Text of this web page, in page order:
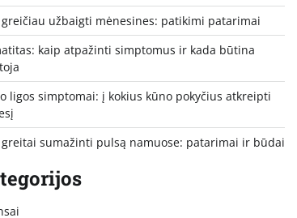
greičiau užbaigti mėnesines: patikimi patarimai
kaip atpažinti simptomus ir kada būtina
ligos simptomai: į kokius kūno pokyčius atkreipti
greitai sumažinti pulsą namuose: patarimai ir būdai